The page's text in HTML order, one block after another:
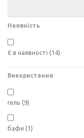
Наявність
Є в наявності (14)
Використання
гель (9)
бафи (1)